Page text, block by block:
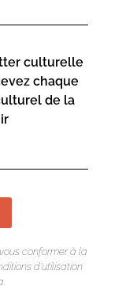
culturelle
chaque
de la
conformer à la
d’utilisation